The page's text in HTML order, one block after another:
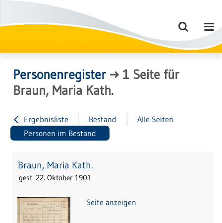
Personenregister→1 Seite für
Braun, Maria Kath.
Ergebnisliste Bestand
Alle Seiten
Personen im Bestand
Braun, Maria Kath.
gest. 22. Oktober 1901
Seite anzeigen